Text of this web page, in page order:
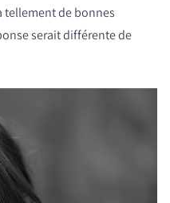
tellement de bonnes
serait différente de